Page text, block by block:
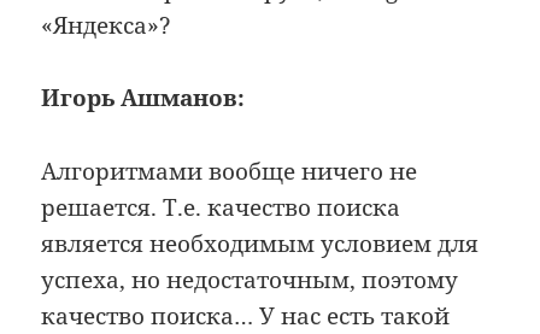
«Яндекса»?
Игорь Ашманов:
Алгоритмами вообще ничего не
решается. Т.е. качество поиска
является необходимым условием для
успеха, но недостаточным, поэтому
качество поиска… У нас есть такой